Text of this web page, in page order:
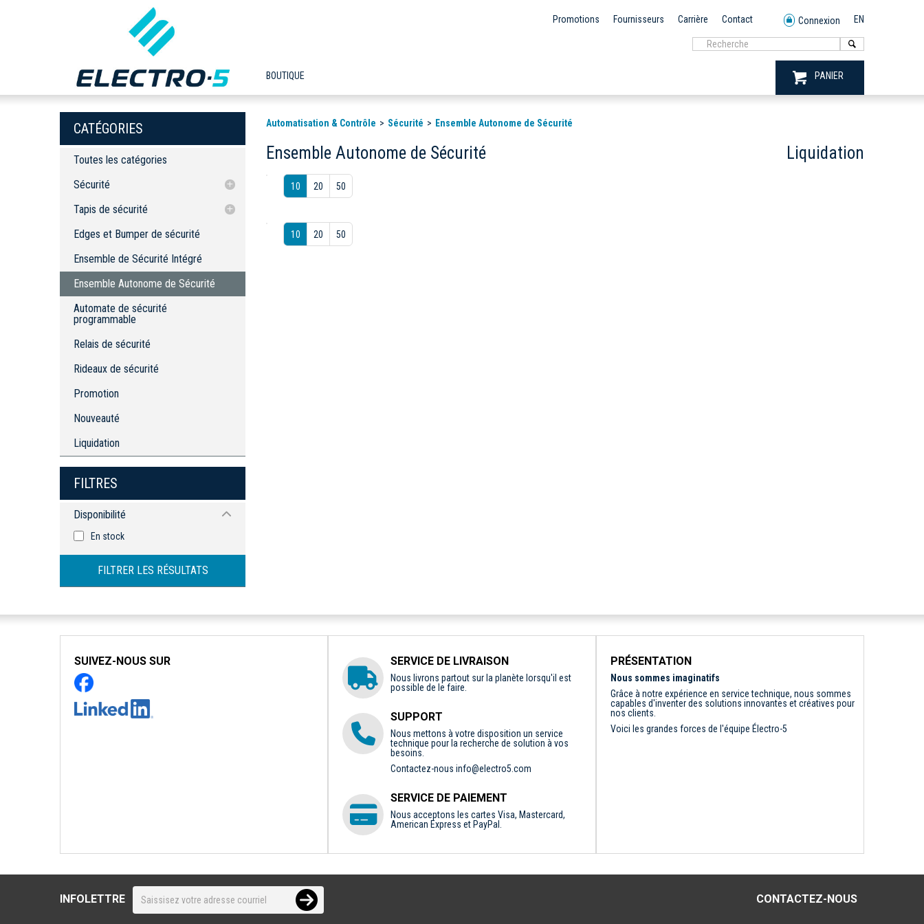
Promotions Fournisseurs Carrière Contact Connexion EN
BOUTIQUE PANIER
CATÉGORIES
Toutes les catégories
Sécurité
Tapis de sécurité
Ensemble de Sécurité Intégré
Ensemble Autonome de Sécurité
Automate de sécurité programmable
Relais de sécurité
Rideaux de sécurité
Tapis de sécurité
Accessoires
Edges et Bumper de sécurité
Ensemble de Sécurité Intégré
Ensemble Autonome de Sécurité
Automate de sécurité
programmable
Relais de sécurité
Rideaux de sécurité
Promotion
Nouveauté
Liquidation
FILTRES
Disponibilité
En stock
FILTRER LES RÉSULTATS
Automatisation & Contrôle Sécurité Ensemble Autonome de Sécurité
Ensemble Autonome de Sécurité Liquidation
10 20 50
10 20 50
SUIVEZ-NOUS SUR SERVICE DE LIVRAISON
Nous livrons partout sur la planète lorsqu'il est
possible de le faire.
SUPPORT
Nous mettons à votre disposition un service
technique pour la recherche de solution à vos
besoins.
Contactez-nous info@electro5.com
SERVICE DE PAIEMENT
Nous acceptons les cartes Visa, Mastercard,
American Express et PayPal.
PRÉSENTATION
Nous sommes imaginatifs
Grâce à notre expérience en service technique, nous sommes
capables d'inventer des solutions innovantes et créatives pour
nos clients.
Voici les grandes forces de l'équipe Électro-5
INFOLETTRE CONTACTEZ-NOUS